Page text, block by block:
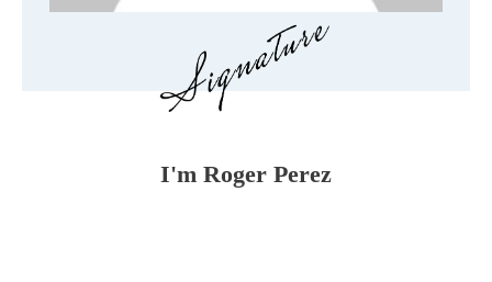
I'm Roger Perez